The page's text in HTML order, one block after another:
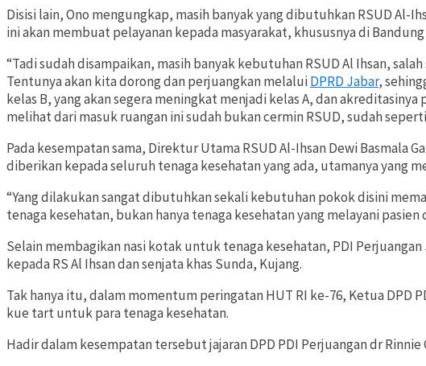
Disisi lain, Ono mengungkap, masih banyak yang dibutuhkan RSUD Al-
ini akan membuat pelayanan kepada masyarakat, khususnya di
“Tadi sudah disampaikan, masih banyak kebutuhan RSUD Al Ihsan,
Tentunya akan kita dorong dan perjuangkan melaluiDPRD Jabar,
kelas B, yang akan segera meningkat menjadi kelas A, dan
melihat dari masuk ruangan ini sudah bukan cermin RSUD, sudah
Pada kesempatan sama, Direktur Utama RSUD Al-Ihsan Dewi Basmala
diberikan kepada seluruh tenaga kesehatan yang ada, utamanya yang
“Yang dilakukan sangat dibutuhkan sekali kebutuhan pokok disini
tenaga kesehatan, bukan hanya tenaga kesehatan yang melayani pasien
Selain membagikan nasi kotak untuk tenaga kesehatan, PDI
kepada RS Al Ihsan dan senjata khas Sunda, Kujang.
Tak hanya itu, dalam momentum peringatan HUT RI ke-76, Ketua DPD
kue tart untuk para tenaga kesehatan.
Hadir dalam kesempatan tersebut jajaran DPD PDI Perjuangan dr Rinnie